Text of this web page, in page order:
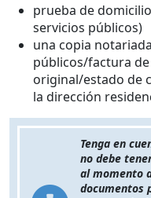
prueba de
servicios públicos)
una copia
públicos/factura
original/estado de
la dirección
Tenga en
no debe
al momento
documentos